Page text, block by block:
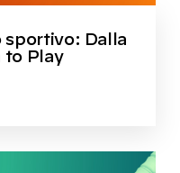
sportivo: Dalla
to Play